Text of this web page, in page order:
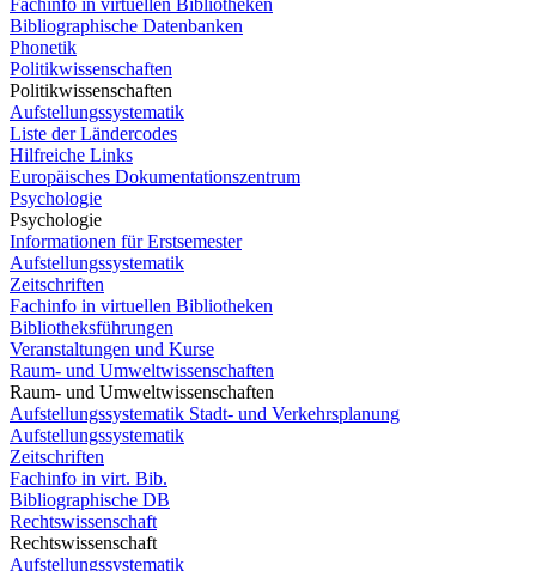
Fachinfo in virtuellen Bibliotheken
Bibliographische Datenbanken
Phonetik
Politikwissenschaften
Politikwissenschaften
Aufstellungssystematik
Liste der Ländercodes
Hilfreiche Links
Europäisches Dokumentationszentrum
Psychologie
Psychologie
Informationen für Erstsemester
Aufstellungssystematik
Zeitschriften
Fachinfo in virtuellen Bibliotheken
Bibliotheksführungen
Veranstaltungen und Kurse
Raum- und Umweltwissenschaften
Raum- und Umweltwissenschaften
Aufstellungssystematik Stadt- und Verkehrsplanung
Aufstellungssystematik
Zeitschriften
Fachinfo in virt. Bib.
Bibliographische DB
Rechtswissenschaft
Rechtswissenschaft
Aufstellungssystematik